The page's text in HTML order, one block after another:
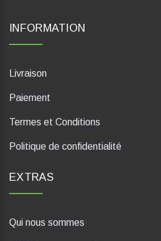
INFORMATION
Livraison
Paiement
Termes et Conditions
Politique de confidentialité
EXTRAS
Qui nous sommes